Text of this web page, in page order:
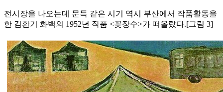
전시장을 나오는데 문득 같은 시기 역시 부산에서 작품활동을
한 김환기 화백의 1952년 작품 <꽃장수>가 떠올랐다.[그림 3]